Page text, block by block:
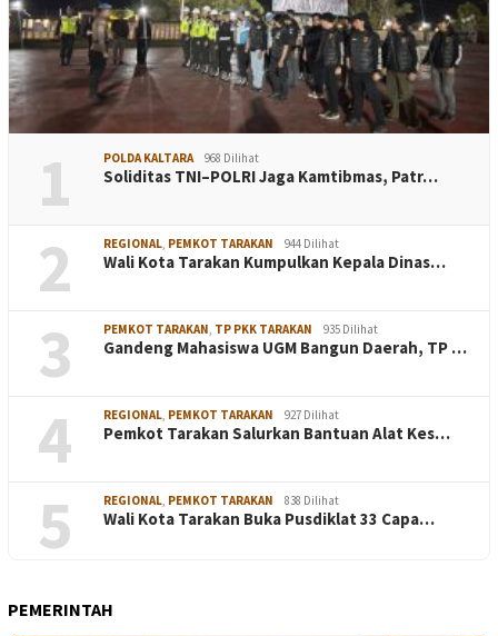
1 POLDA KALTARA 968 Dilihat
Soliditas TNI–POLRI Jaga Kamtibmas, Patr…
2 REGIONAL, PEMKOT TARAKAN 944 Dilihat
Wali Kota Tarakan Kumpulkan Kepala Dinas…
3 PEMKOT TARAKAN, TP PKK TARAKAN 935 Dilihat
Gandeng Mahasiswa UGM Bangun Daerah, TP …
4 REGIONAL, PEMKOT TARAKAN 927 Dilihat
Pemkot Tarakan Salurkan Bantuan Alat Kes…
5 REGIONAL, PEMKOT TARAKAN 838 Dilihat
Wali Kota Tarakan Buka Pusdiklat 33 Capa…
PEMERINTAH